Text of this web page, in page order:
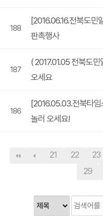
188
[2016.06.16.전북도민
판촉행사
187
( 2017.01.05 전북도
오세요
186
[2016.05.03.전북타
놀러 오세요!
21 22 23
29